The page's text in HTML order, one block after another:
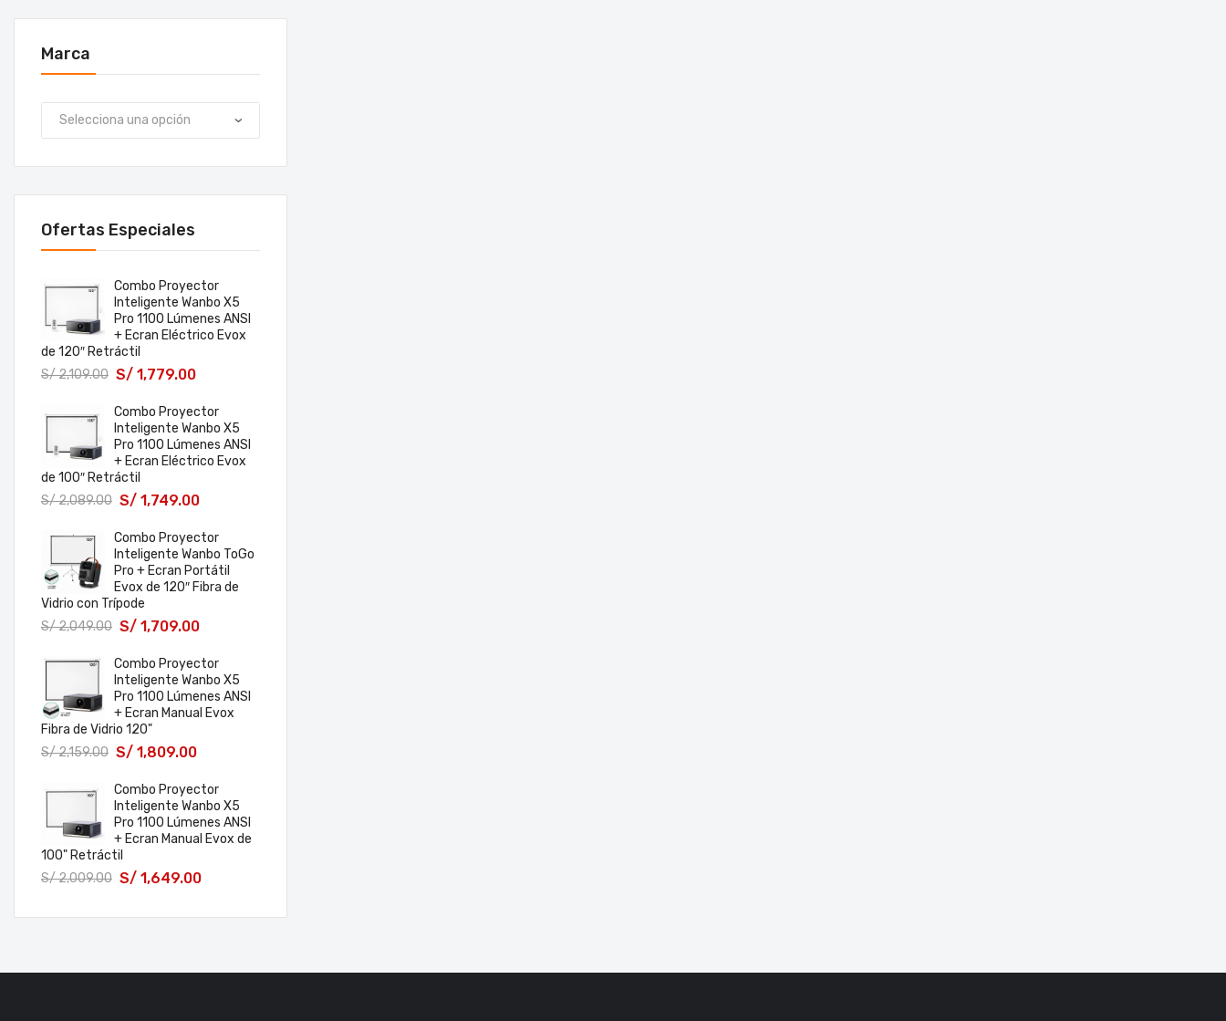
Marca
Ofertas Especiales
Combo Proyector
Inteligente Wanbo X5
Pro 1100 Lúmenes ANSI
+ Ecran Eléctrico Evox
de 120″ Retráctil
S/2,109.00 S/ 1,779.00
Combo Proyector
Inteligente Wanbo X5
Pro 1100 Lúmenes ANSI
+ Ecran Eléctrico Evox
de 100″ Retráctil
S/2,089.00 S/ 1,749.00
Combo Proyector
Inteligente Wanbo ToGo
Pro + Ecran Portátil
Evox de 120″ Fibra de
Vidrio con Trípode
S/2,049.00 S/ 1,709.00
Combo Proyector
Inteligente Wanbo X5
Pro 1100 Lúmenes ANSI
+ Ecran Manual Evox
Fibra de Vidrio 120"
S/2,159.00 S/ 1,809.00
Combo Proyector
Inteligente Wanbo X5
Pro 1100 Lúmenes ANSI
+ Ecran Manual Evox de
100" Retráctil
S/2,009.00 S/ 1,649.00